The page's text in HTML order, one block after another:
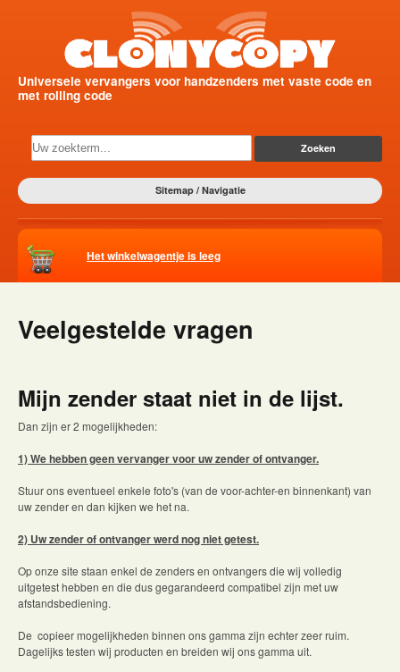
Universele vervangers voor handzenders met vaste code en
met rolling code
Sitemap / Navigatie
Het winkelwagentje is leeg
Veelgestelde vragen
Mijn zender staat niet in de lijst.
Dan zijn er 2 mogelijkheden:
1) We hebben geen vervanger voor uw zender of ontvanger.
Stuur ons eventueel enkele foto's (van de voor-achter-en binnenkant) van
uw zender en dan kijken we het na.
2) Uw zender of ontvanger werd nog niet getest.
Op onze site staan enkel de zenders en ontvangers die wij volledig
uitgetest hebben en die dus gegarandeerd compatibel zijn met uw
afstandsbediening.
De copieer mogelijkheden binnen ons gamma zijn echter zeer ruim.
Dagelijks testen wij producten en breiden wij ons gamma uit.